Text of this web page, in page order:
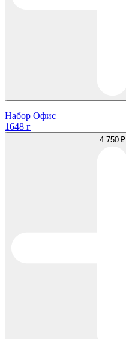
Набор Офис
1648 г
4 750 ₽